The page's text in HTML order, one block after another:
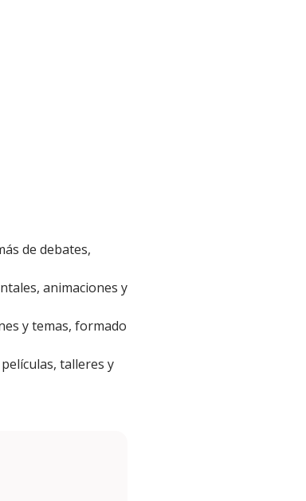
de debates,
animaciones y
y temas, formado
talleres y